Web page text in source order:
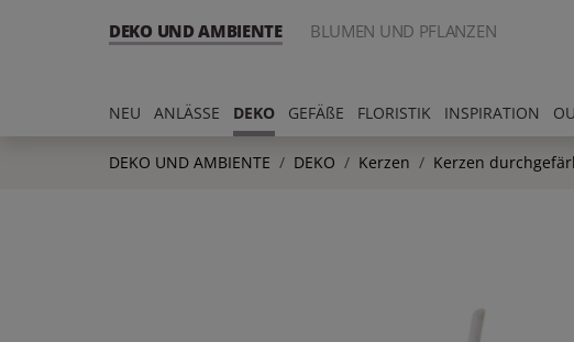
DEKO UND AMBIENTE BLUMEN UND PFLANZEN
NEU ANLÄSSE DEKO GEFÄßE FLORISTIK INSPIRATION
DEKO UND AMBIENTE DEKO Kerzen Kerzen